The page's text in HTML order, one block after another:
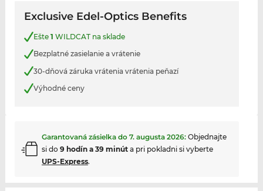
Exclusive Edel-Optics Benefits
Ešte 1 WILDCAT na sklade
Bezplatné zasielanie a vrátenie
30-dňová záruka vrátenia vrátenia peňazí
Výhodné ceny
Garantovaná zásielka do 7. augusta 2026: Objednajte
si do 9 hodín a 39 minúta pri pokladni si vyberte
UPS-Express.